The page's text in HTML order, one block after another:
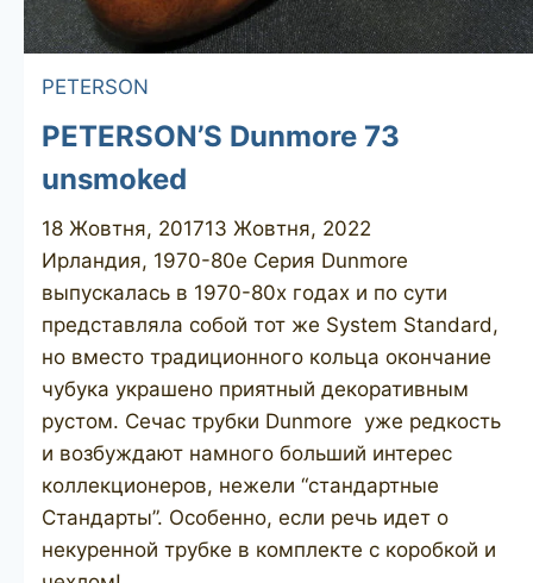
PETERSON
PETERSON’S Dunmore 73
unsmoked
18 Жовтня, 201713 Жовтня, 2022
Ирландия, 1970-80е Серия Dunmore
выпускалась в 1970-80х годах и по сути
представляла собой тот же System Standard,
но вместо традиционного кольца окончание
чубука украшено приятный декоративным
рустом. Сечас трубки Dunmore уже редкость
и возбуждают намного больший интерес
коллекционеров, нежели “стандартные
Стандарты”. Особенно, если речь идет о
некуренной трубке в комплекте с коробкой и